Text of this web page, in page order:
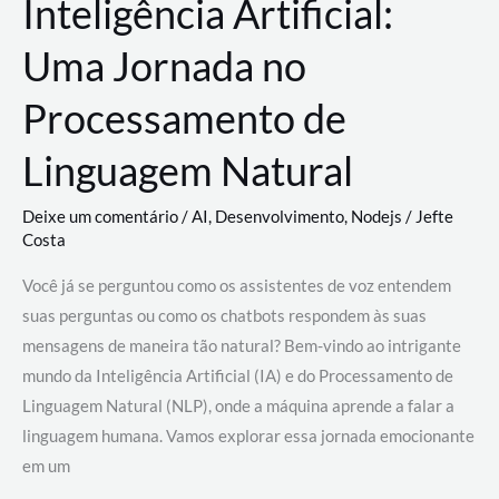
Inteligência Artificial:
Uma Jornada no
Processamento de
Linguagem Natural
Deixe um comentário/AI, Desenvolvimento, Nodejs / Jefte
Costa
Você já se perguntou como os assistentes de voz entendem
suas perguntas ou como os chatbots respondem às suas
mensagens de maneira tão natural? Bem-vindo ao intrigante
mundo da Inteligência Artificial (IA) e do Processamento de
Linguagem Natural (NLP), onde a máquina aprende a falar a
linguagem humana. Vamos explorar essa jornada emocionante
em um